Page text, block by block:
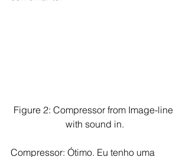
Figure 2: Compressor from Image-line
with sound in.
Compressor: Ótimo. Eu tenho uma